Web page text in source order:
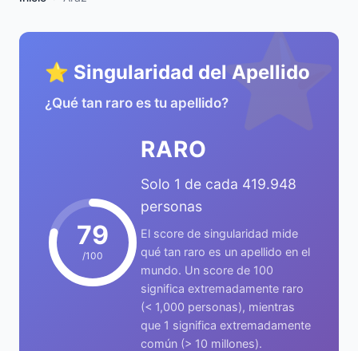
⭐
⭐ Singularidad del Apellido
¿Qué tan raro es tu apellido?
79
/100
RARO
Solo 1 de cada 419.948
personas
El score de singularidad mide
qué tan raro es un apellido en el
mundo. Un score de 100
significa extremadamente raro
(< 1,000 personas), mientras
que 1 significa extremadamente
común (> 10 millones).